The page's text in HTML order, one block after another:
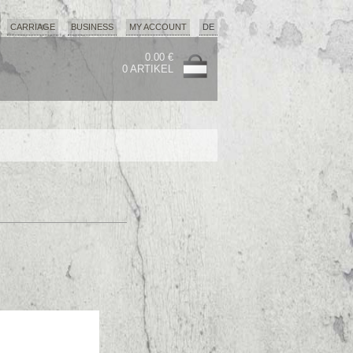
CARRIAGE BUSINESS MY ACCOUNT DE
0.00 €
0 ARTIKEL